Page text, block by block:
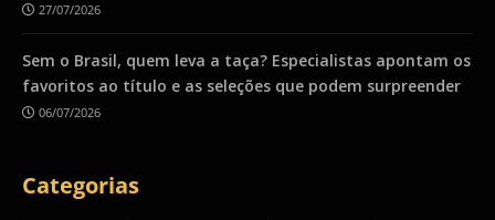
27/07/2026
Sem o Brasil, quem leva a taça? Especialistas apontam os
favoritos ao título e as seleções que podem surpreender
06/07/2026
Categorias